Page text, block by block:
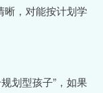
晰，对能按计划学
划型孩子”，如果